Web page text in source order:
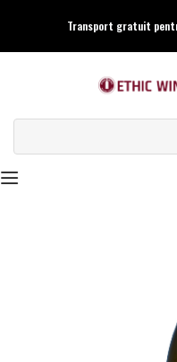
Transport gratuit